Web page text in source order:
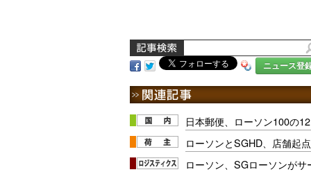
ニュース登
日本郵便、ローソン100の
ローソンとSGHD、店舗起
ローソン、SGローソンが